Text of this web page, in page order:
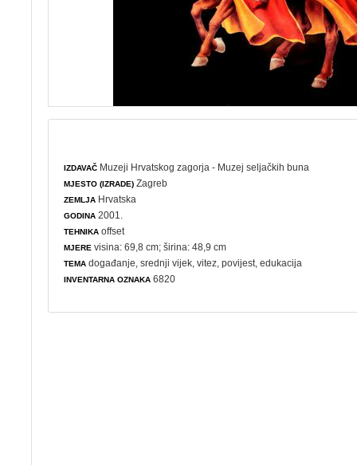
IZDAVAČ Muzeji Hrvatskog zagorja - Muzej seljačkih buna
MJESTO (IZRADE) Zagreb
ZEMLJA Hrvatska
GODINA 2001.
TEHNIKA offset
MJERE visina: 69,8 cm; širina: 48,9 cm
TEMA događanje , srednji vijek,vitez ,povijest ,edukacija
INVENTARNA OZNAKA 6820